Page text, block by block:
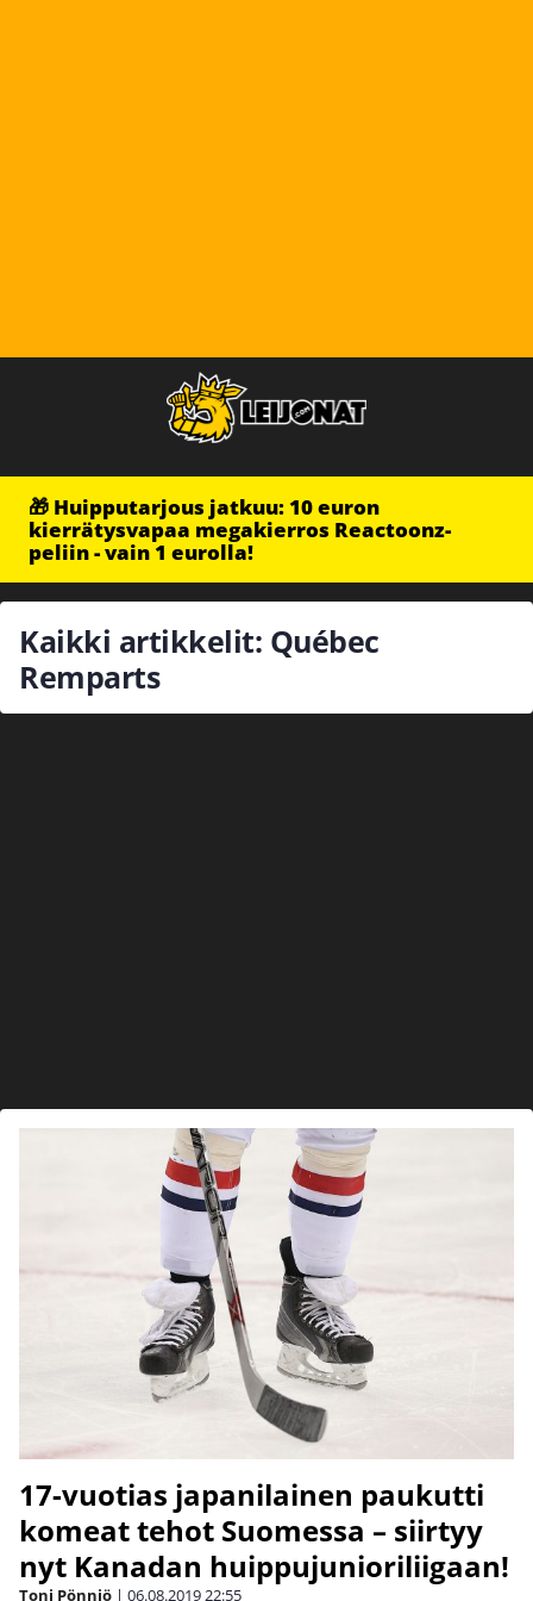
🎁 Huipputarjous jatkuu: 10 euron
kierrätysvapaa megakierros Reactoonz-
peliin - vain 1 eurolla!
Kaikki artikkelit: Québec
Remparts
17-vuotias japanilainen paukutti
komeat tehot Suomessa – siirtyy
nyt Kanadan huippujunioriliigaan!
Toni Pönniö | 06.08.201922:55